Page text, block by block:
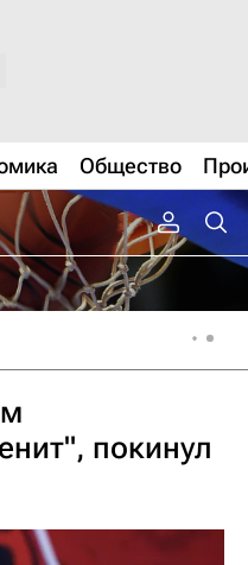
Общество
покинул